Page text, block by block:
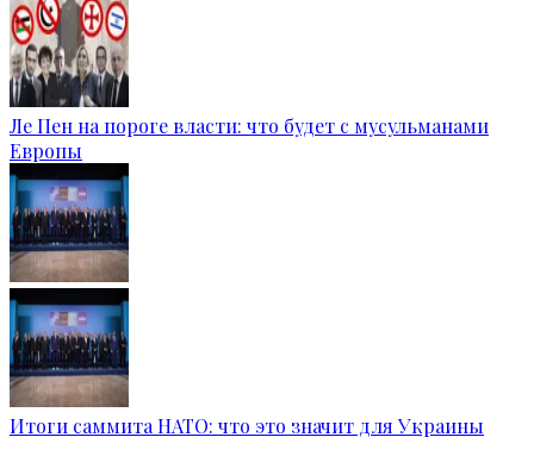
Ле Пен на пороге власти: что будет с мусульманами
Европы
Итоги саммита НАТО: что это значит для Украины